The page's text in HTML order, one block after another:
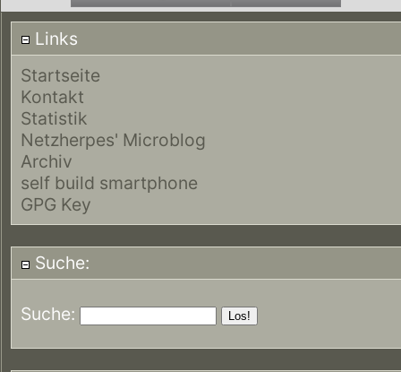
Links
Startseite
Kontakt
Statistik
Netzherpes' Microblog
Archiv
self build smartphone
GPG Key
Suche:
Suche: